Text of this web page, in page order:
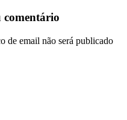
comentário
de email não será publicado